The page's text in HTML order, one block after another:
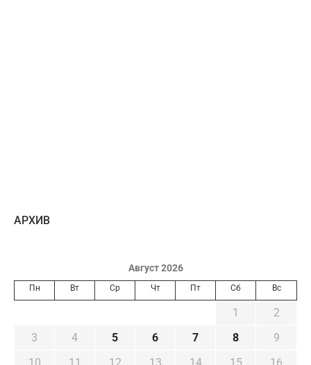
AРХИВ
Август 2026
Пн Вт Ср Чт Пт Сб Вс
1
2
3
4 5 6 7 8
9